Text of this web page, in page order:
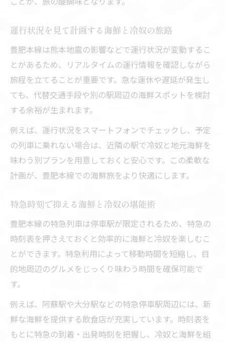
運行状況を見て計画する海鮮と冷奴の旅路
豊肥本線は熊本地震の影響などで運行状況が変動するこ
とがあるため、リアルタイムの運行情報を確認しながら
旅程を立てることが重要です。急な運休や遅延が発生し
ても、代替交通手段や別の駅周辺の海鮮スポットを検討
する余裕が生まれます。
例えば、運行状況をスマートフォンでチェックし、予定
の列車に乗れない場合は、近隣の駅で冷奴と地元海鮮を
味わう別プランを用意しておくと安心です。この柔軟な
計画が、豊肥本線での海鮮旅をより快適にします。
特急時刻で抑える海鮮と冷奴の堪能術
豊肥本線の特急列車は停車駅が限定されるため、特急の
時刻表を押さえておくと効率的に海鮮と冷奴を楽しむこ
とができます。特急利用によって移動時間を短縮し、目
的地周辺のグルメをじっくり味わう時間を確保可能で
す。
例えば、阿蘇駅や大分駅などの特急停車駅周辺には、新
鮮な海鮮を提供する飲食店が充実しています。時刻表を
もとに特急の到着・出発時刻を把握し、冷奴と海鮮を組